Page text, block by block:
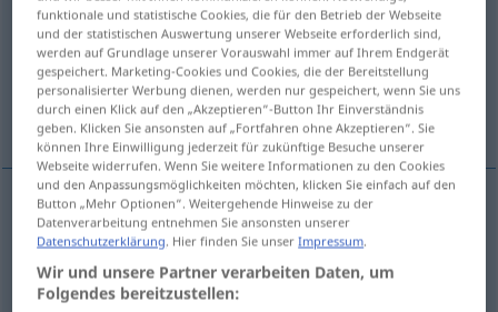
Übersicht aller Übersetzungen
(Für mehr Details die Übersetzung anklicken/antippen)
dreiviertel
dreiviertel trekvart
funktionale und statistische Cookies, die für den Betrieb der Webseite
und der statistischen Auswertung unserer Webseite erforderlich sind,
werden auf Grundlage unserer Vorauswahl immer auf Ihrem Endgerät
gespeichert. Marketing-Cookies und Cookies, die der Bereitstellung
personalisierter Werbung dienen, werden nur gespeichert, wenn Sie uns
durch einen Klick auf den „Akzeptieren“-Button Ihr Einverständnis
geben. Klicken Sie ansonsten auf „Fortfahren ohne Akzeptieren“. Sie
können Ihre Einwilligung jederzeit für zukünftige Besuche unserer
Webseite widerrufen. Wenn Sie weitere Informationen zu den Cookies
und den Anpassungsmöglichkeiten möchten, klicken Sie einfach auf den
Button „Mehr Optionen“. Weitergehende Hinweise zu der
Datenverarbeitung entnehmen Sie ansonsten unserer
Datenschutzerklärung . Hier finden Sie unserImpressum
Wir und unsere Partner verarbeiten Daten, um
Folgendes bereitzustellen: